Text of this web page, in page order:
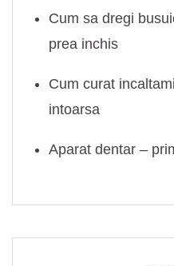
Cum sa dregi
prea inchis
Cum curat
intoarsa
Aparat dentar –